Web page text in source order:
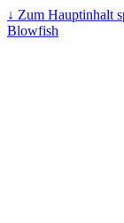
↓ Zum Hauptinhalt
Blowfish